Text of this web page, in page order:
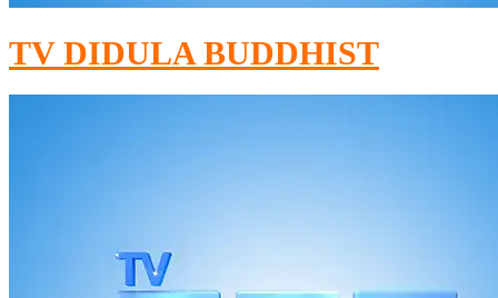
TV DIDULA BUDDHIST​